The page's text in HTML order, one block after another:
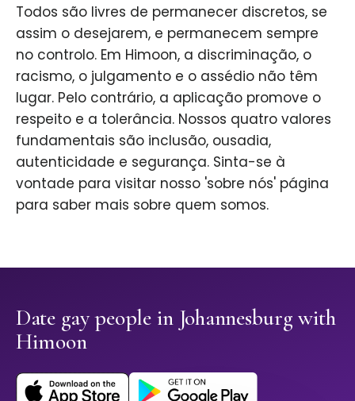
Todos são livres de permanecer discretos, se
assim o desejarem, e permanecem sempre
no controlo. Em Himoon, a discriminação, o
racismo, o julgamento e o assédio não têm
lugar. Pelo contrário, a aplicação promove o
respeito e a tolerância. Nossos quatro valores
fundamentais são inclusão, ousadia,
autenticidade e segurança. Sinta-se à
vontade para visitar nosso 'sobre nós' página
para saber mais sobre quem somos.
Date gay people in Johannesburg with
Himoon